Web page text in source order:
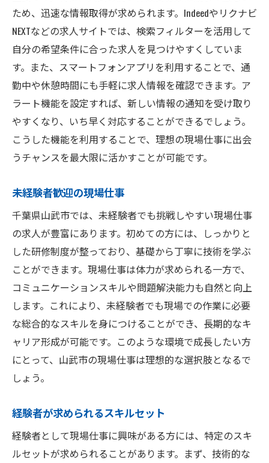
ため、迅速な情報取得が求められます。Indeedやリクナビ
NEXTなどの求人サイトでは、検索フィルターを活用して
自分の希望条件に合った求人を見つけやすくしていま
す。また、スマートフォンアプリを利用することで、通
勤中や休憩時間にも手軽に求人情報を確認できます。ア
ラート機能を設定すれば、新しい情報の通知を受け取り
やすくなり、いち早く対応することができるでしょう。
こうした機能を利用することで、理想の現場仕事に出会
うチャンスを最大限に活かすことが可能です。
未経験者歓迎の現場仕事
千葉県山武市では、未経験者でも挑戦しやすい現場仕事
の求人が豊富にあります。初めての方には、しっかりと
した研修制度が整っており、基礎から丁寧に技術を学ぶ
ことができます。現場仕事は体力が求められる一方で、
コミュニケーションスキルや問題解決能力も自然と向上
します。これにより、未経験者でも現場での作業に必要
な総合的なスキルを身につけることができ、長期的なキ
ャリア形成が可能です。このような環境で成長したい方
にとって、山武市の現場仕事は理想的な選択肢となるで
しょう。
経験者が求められるスキルセット
経験者として現場仕事に興味がある方には、特定のスキ
ルセットが求められることがあります。まず、技術的な